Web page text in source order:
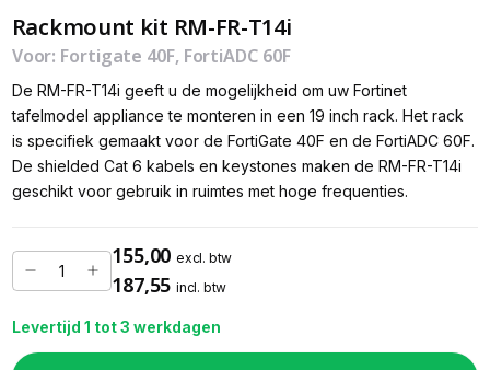
Rackmount kit RM-FR-T14i
Voor: Fortigate 40F, FortiADC 60F
De RM-FR-T14i geeft u de mogelijkheid om uw Fortinet
tafelmodel appliance te monteren in een 19 inch rack. Het rack
is specifiek gemaakt voor de FortiGate 40F en de FortiADC 60F.
De shielded Cat 6 kabels en keystones maken de RM-FR-T14i
geschikt voor gebruik in ruimtes met hoge frequenties.
155,00 excl. btw
187,55 incl. btw
Levertijd 1 tot 3 werkdagen